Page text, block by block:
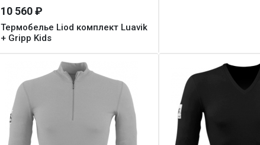
Термобелье Liod комплект Luavik
+ Gripp Kids
10 560 ₽